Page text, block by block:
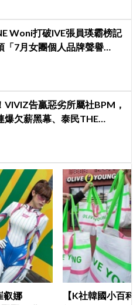
Woni打破IVE張員瑛霸榜記
「7月女團個人品牌聲譽
VIVIZ告贏惡劣所屬社BPM，
爆欠薪黑幕、泰民THE
叡娜
【K社韓國小百